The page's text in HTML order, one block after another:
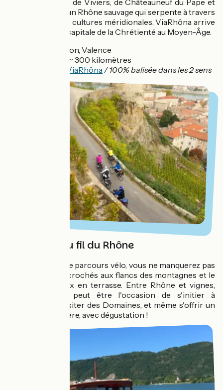
cités historiques de Viviers, de Châteauneuf du Pape et
d’Avignon. C’est un Rhône sauvage qui serpente à travers
les vergers et les cultures méridionales. ViaRhôna arrive
alors à Avignon, capitale de la Chrétienté au Moyen-Âge.
Lyon, Valence
~ 300 kilomètres
ViaRhôna/ 100% balisée dans les 2 sens
Vin & Vélo au fil du Rhône
Tout le long de ce parcours vélo, vous ne manquerez pas
les vignobles accrochés aux flancs des montagnes et le
long des coteaux en terrasse. Entre Rhône et vignes,
ViaRhôna sera peut être l'occasion de s'initier à
l’œnologie, de visiter des Domaines, et même s'offrir un
vol en montgolfière, avec dégustation !